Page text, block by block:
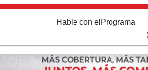
Hable con el Programa